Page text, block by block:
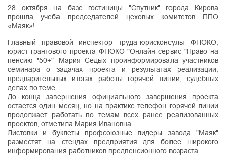
28 октября на базе гостиницы "Спутник" города Кирова
прошла учеба председателей цеховых комитетов ППО
«Маяк»!
Главный правовой инспектор труда-юрисконсульт ФПОКО,
юрист грантового проекта ФПОКО "Онлайн сервис "Право на
пенсию "50+" Мария Седых проинформировала участников
семинара о задачах проекта и результатах реализации,
предварительных итогах работы горячей линии, судебных
делах по теме.
До конца завершения официального завершения проекта
остается один месяц, но на практике телефон горячей линии
продолжает работать по темам всех ранее реализованных
проектов, отметила Мария Ивановна.
Листовки и буклеты профсоюзные лидеры завода "Маяк"
разместят на стендах предприятия для более широкого
информирования работников предпенсионного возраста.